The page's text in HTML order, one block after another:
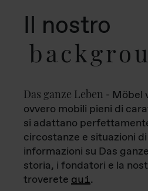
Il nostro
Das ganze Leben - Möbel
ovvero mobili pieni di
si adattano
circostanze e situazioni
informazioni su Das
storia, i fondatori e la
troverete qui.